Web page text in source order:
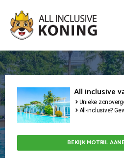
naar
inhoud
All inclusive
Unieke
All-inclusive?
BEKIJK MOTRIL